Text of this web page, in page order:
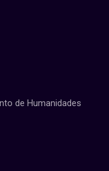
de Humanidades